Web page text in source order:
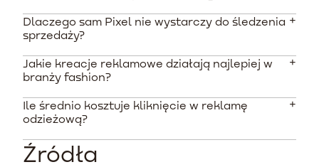
Według aktualnych danych, początkujący sklep
uczenia minimum 3000 PLN miesięcznie. Pozwala to na
wygenerowanie niezbędnej liczby konwersji i
Dlaczego sam Pixel nie wystarczy do śledzenia
sprzedaży?
Standardowy Pixel opiera się na plikach cookies w
przez systemy prywatności i wtyczki typu AdBlock.
Wdrożenie Conversions API (CAPI) pozwala wysyłać
dokładność raportowania.
Jakie kreacje reklamowe działają najlepiej w
branży fashion?
W branży modowej najwyższą skutecznością
Content) w formie wideo, pokazujące produkt w
naturalnym ruchu. W przypadku remarketingu
Ile średnio kosztuje kliknięcie w reklamę
odzieżową?
W polskim e-commerce w branży fashion średni koszt
Źródła